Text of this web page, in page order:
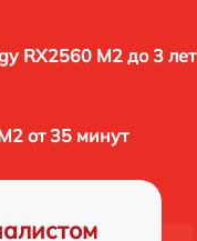
RX2560 M2 до 3 лет
от 35 минут